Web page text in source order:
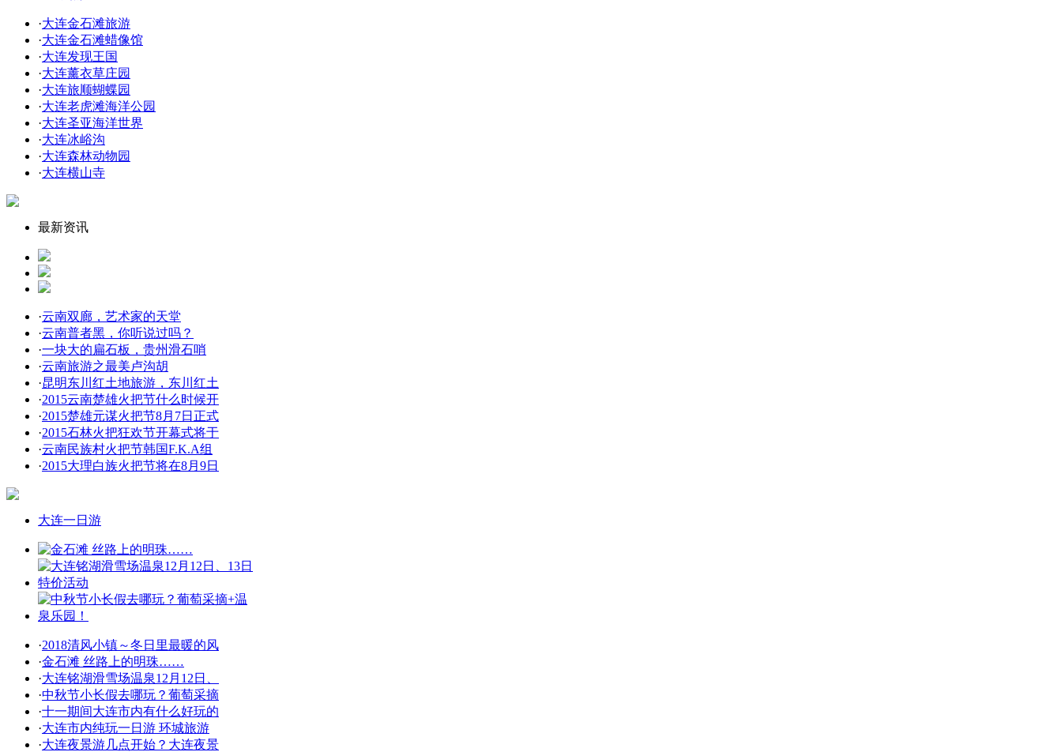
·大连金石滩旅游
·大连金石滩蜡像馆
·大连发现王国
·大连薰衣草庄园
·大连旅顺蝴蝶园
·大连老虎滩海洋公园
·大连圣亚海洋世界
·大连冰峪沟
·大连森林动物园
·大连横山寺
最新资讯
·云南双廊，艺术家的天堂
·云南普者黑，你听说过吗？
·一块大的扁石板，贵州滑石哨
·云南旅游之最美卢沟胡
·昆明东川红土地旅游，东川红土
·2015云南楚雄火把节什么时候开
·2015楚雄元谋火把节8月7日正式
·2015石林火把狂欢节开幕式将于
·云南民族村火把节韩国F.K.A组
·2015大理白族火把节将在8月9日
大连一日游
·2018清风小镇～冬日里最暖的风
·金石滩 丝路上的明珠……
·大连铭湖滑雪场温泉12月12日、
·中秋节小长假去哪玩？葡萄采摘
·十一期间大连市内有什么好玩的
·大连市内纯玩一日游 环城旅游
·大连夜景游几点开始？大连夜景